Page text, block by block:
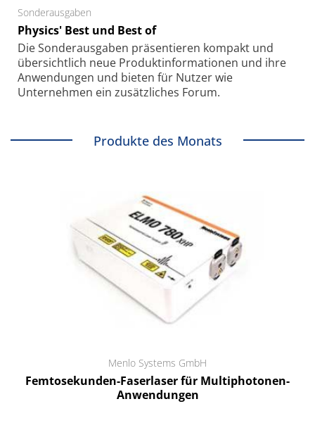
Sonderausgaben
Physics' Best und Best of
Die Sonder­ausgaben präsentieren kompakt und
übersichtlich neue Produkt­informationen und ihre
Anwendungen und bieten für Nutzer wie
Unternehmen ein zusätzliches Forum.
Produkte des Monats
Menlo Systems GmbH
Femtosekunden-Faserlaser für Multiphotonen-
Anwendungen